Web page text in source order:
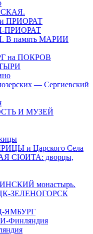
ПРИОРАТ
ПРИОРАТ
память МАРИИ
на ПОКРОВ
— Сергиевский
И МУЗЕЙ
и Царского Села
СЮИТА: дворцы,
монастырь.
ЗЕЛЕНОГОРСК
ЯМБУРГ